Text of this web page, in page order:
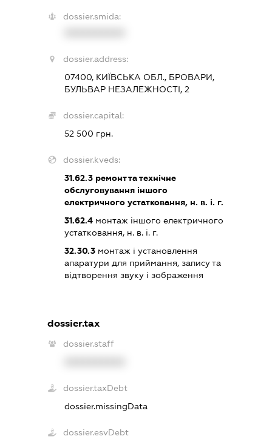
dossier.smida:
dossier.address:
07400, КИЇВСЬКА ОБЛ., БРОВАРИ,
БУЛЬВАР НЕЗАЛЕЖНОСТІ, 2
dossier.capital:
52 500 грн.
dossier.kveds:
31.62.3 ремонт та технічне
обслуговування іншого
електричного устатковання, н. в. і. г.
31.62.4 монтаж іншого електричного
устатковання, н. в. і. г.
32.30.3 монтаж і установлення
апаратури для приймання, запису та
відтворення звуку і зображення
dossier.tax
dossier.staff
dossier.taxDebt
dossier.missingData
dossier.esvDebt